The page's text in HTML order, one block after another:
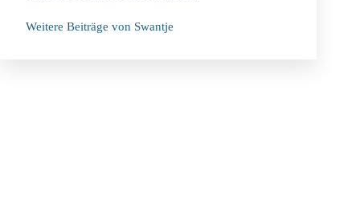
Weitere Beiträge von Swantje